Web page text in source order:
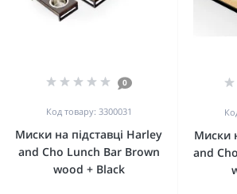
0
Код товару: 3300031
Миски на підставці Harley
and Cho Lunch Bar Brown
wood + Black
Миски
and